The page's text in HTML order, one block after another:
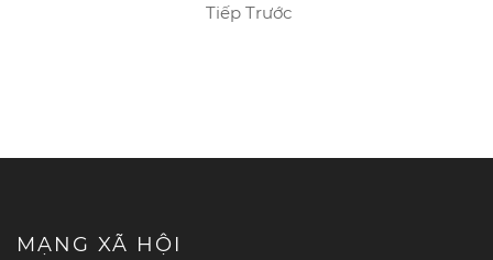
Tiếp Trước
MẠNG XÃ HỘI